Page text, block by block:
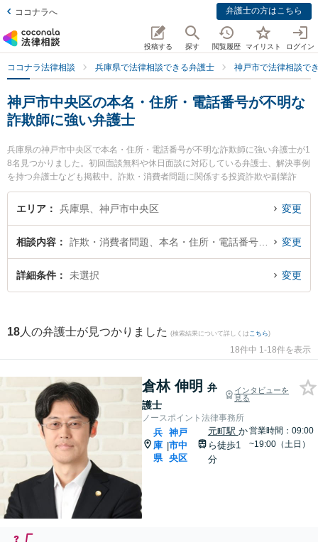
ココナラへ 弁護士の方はこちら
投稿する 探す 閲覧履歴 マイリスト ログイン
ココナラ法律相談 兵庫県で法律相談できる弁護士 神戸市で法律相談で
神戸市中央区の本名・住所・電話番号が不明な
詐欺師に強い弁護士
兵庫県の神戸市中央区で本名・住所・電話番号が不明な詐欺師に強い弁護士が1
8名見つかりました。初回面談無料や休日面談に対応している弁護士、解決事例
を持つ弁護士なども掲載中。詐欺・消費者問題に関係する投資詐欺や副業詐
欺、FX詐欺等の細かな分野での絞り込み検索もでき便利です。特にノースポイ
ント法律事務所の倉林 伸明弁護士や神戸ひだまり法律事務所の定岡 治郎弁護
本名・住所・電話番号が不明な詐欺師のトラブルを今すぐに弁護士に相談した
い』『本名・住所・電話番号が不明な詐欺師のトラブル解決の実績豊富な近く
の弁護士を検索したい』『初回相談無料で本名・住所・電話番号が不明な詐欺
エリア 兵庫県、神戸市中央区 変更
相談内容 変更
詳細条件 未選択 変更
18 人の弁護士が見つかりました (検索結果について詳しくは こちら)
18件中 1-18件を表示
倉林 伸明 弁
護士
インタビューを
見る
ノースポイント法律事務所
兵
庫
県
|
神戸
市中
央区
元町駅 か
ら徒歩1
分
営業時間：09:00
~19:00（土日）